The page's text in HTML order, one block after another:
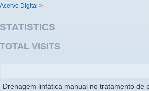
Acervo Digital >
STATISTICS
TOTAL VISITS
Drenagem linfática manual no tratamento de